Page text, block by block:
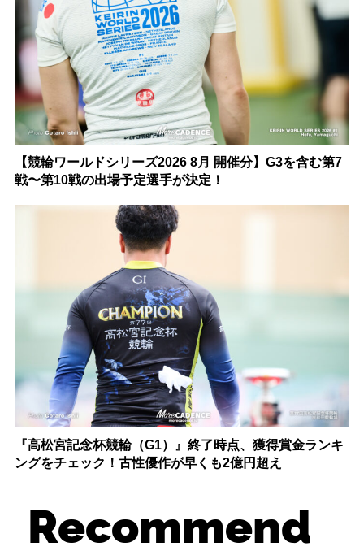
【競輪ワールドシリーズ2026 8月 開催分】G3を含む第7
戦〜第10戦の出場予定選手が決定！
『高松宮記念杯競輪（G1）』終了時点、獲得賞金ランキ
ングをチェック！古性優作が早くも2億円超え
Recommend